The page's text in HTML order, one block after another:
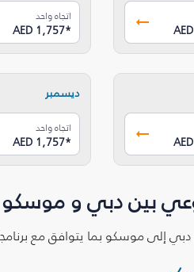
اتجاه واحد
AED 1,757*
ديسمبر
اتجاه واحد
AED 1,757*
بين دبي و موسكو
دبي إلى موسكو بما يتوافق مع